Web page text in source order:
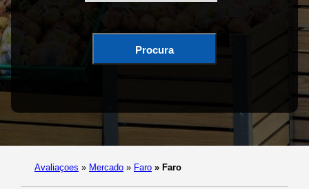
Procura
Avaliaçoes » Mercado » Faro » Faro